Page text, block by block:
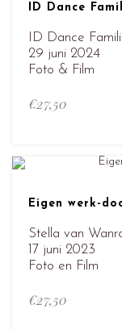
ID Dance
ID Dance
29 juni 2024
Foto & Film
€27,50
Eigen werk-
Stella van
17 juni 2023
Foto en Film
€27,50